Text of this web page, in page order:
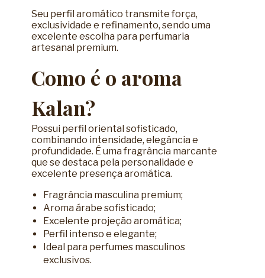
Seu perfil aromático transmite força,
exclusividade e refinamento, sendo uma
excelente escolha para perfumaria
artesanal premium.
Como é o aroma
Kalan?
Possui perfil oriental sofisticado,
combinando intensidade, elegância e
profundidade. É uma fragrância marcante
que se destaca pela personalidade e
excelente presença aromática.
Fragrância masculina premium;
Aroma árabe sofisticado;
Excelente projeção aromática;
Perfil intenso e elegante;
Ideal para perfumes masculinos
exclusivos.